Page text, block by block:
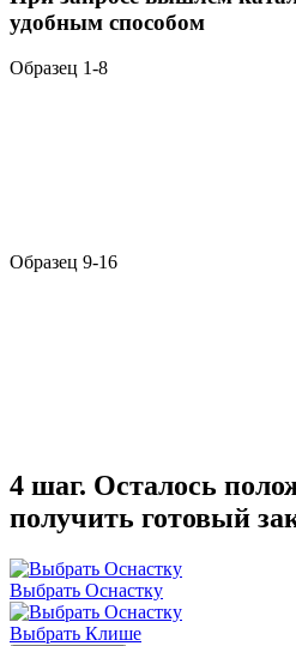
удобным способом
Образец 1-8
Образец 9-16
4 шаг. Осталось
получить готовый
Выбрать Оснастку
Выбрать Клише